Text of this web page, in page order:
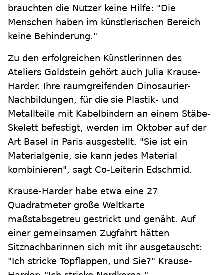
brauchten die Nutzer keine Hilfe: "Die
Menschen haben im künstlerischen Bereich
keine Behinderung."
Zu den erfolgreichen Künstlerinnen des
Ateliers Goldstein gehört auch Julia Krause-
Harder. Ihre raumgreifenden Dinosaurier-
Nachbildungen, für die sie Plastik- und
Metallteile mit Kabelbindern an einem Stäbe-
Skelett befestigt, werden im Oktober auf der
Art Basel in Paris ausgestellt. "Sie ist ein
Materialgenie, sie kann jedes Material
kombinieren", sagt Co-Leiterin Edschmid.
Krause-Harder habe etwa eine 27
Quadratmeter große Weltkarte
maßstabsgetreu gestrickt und genäht. Auf
einer gemeinsamen Zugfahrt hätten
Sitznachbarinnen sich mit ihr ausgetauscht:
"Ich stricke Topflappen, und Sie?" Krause-